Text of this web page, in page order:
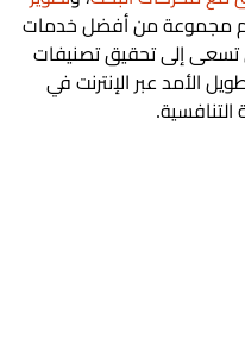
مجموعة من أفضل خدمات
تسعى إلى تحقيق تصنيفات
الأمد عبر الإنترنت في
التنافسية.